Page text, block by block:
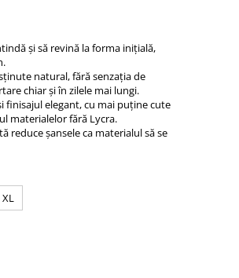
și să revină la forma inițială,
natural, fără senzația de
chiar și în zilele mai lungi.
finisajul elegant, cu mai puține cute
materialelor fără Lycra.
reduce șansele ca materialul să se